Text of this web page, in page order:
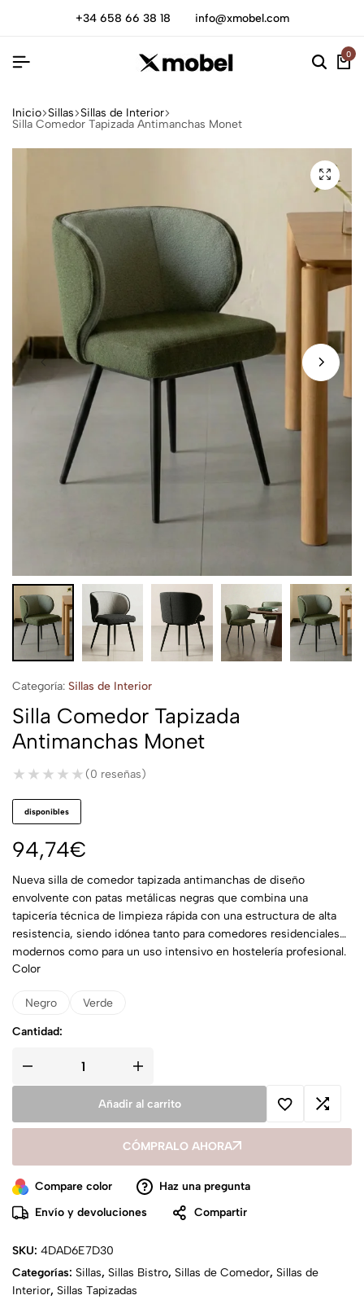
+34 658 66 38 18 info@xmobel.com
0
Inicio Sillas Sillas de Interior
Silla Comedor Tapizada Antimanchas Monet
Categoría: Sillas de Interior
Silla Comedor Tapizada
Antimanchas Monet
★★★★★
★★★★★ (0 reseñas)
disponibles
94,74€
Nueva silla de comedor tapizada antimanchas de diseño
envolvente con patas metálicas negras que combina una
tapicería técnica de limpieza rápida con una estructura de alta
resistencia, siendo idónea tanto para comedores residenciales
modernos como para un uso intensivo en hostelería profesional.
Color
Negro Verde
Cantidad:
Añadir al carrito
CÓMPRALO AHORA
Compare color
Haz una pregunta
Envío y devoluciones
Compartir
SKU: 4DAD6E7D30
Categorías: Sillas, Sillas Bistro, Sillas de Comedor, Sillas de
Interior, Sillas Tapizadas